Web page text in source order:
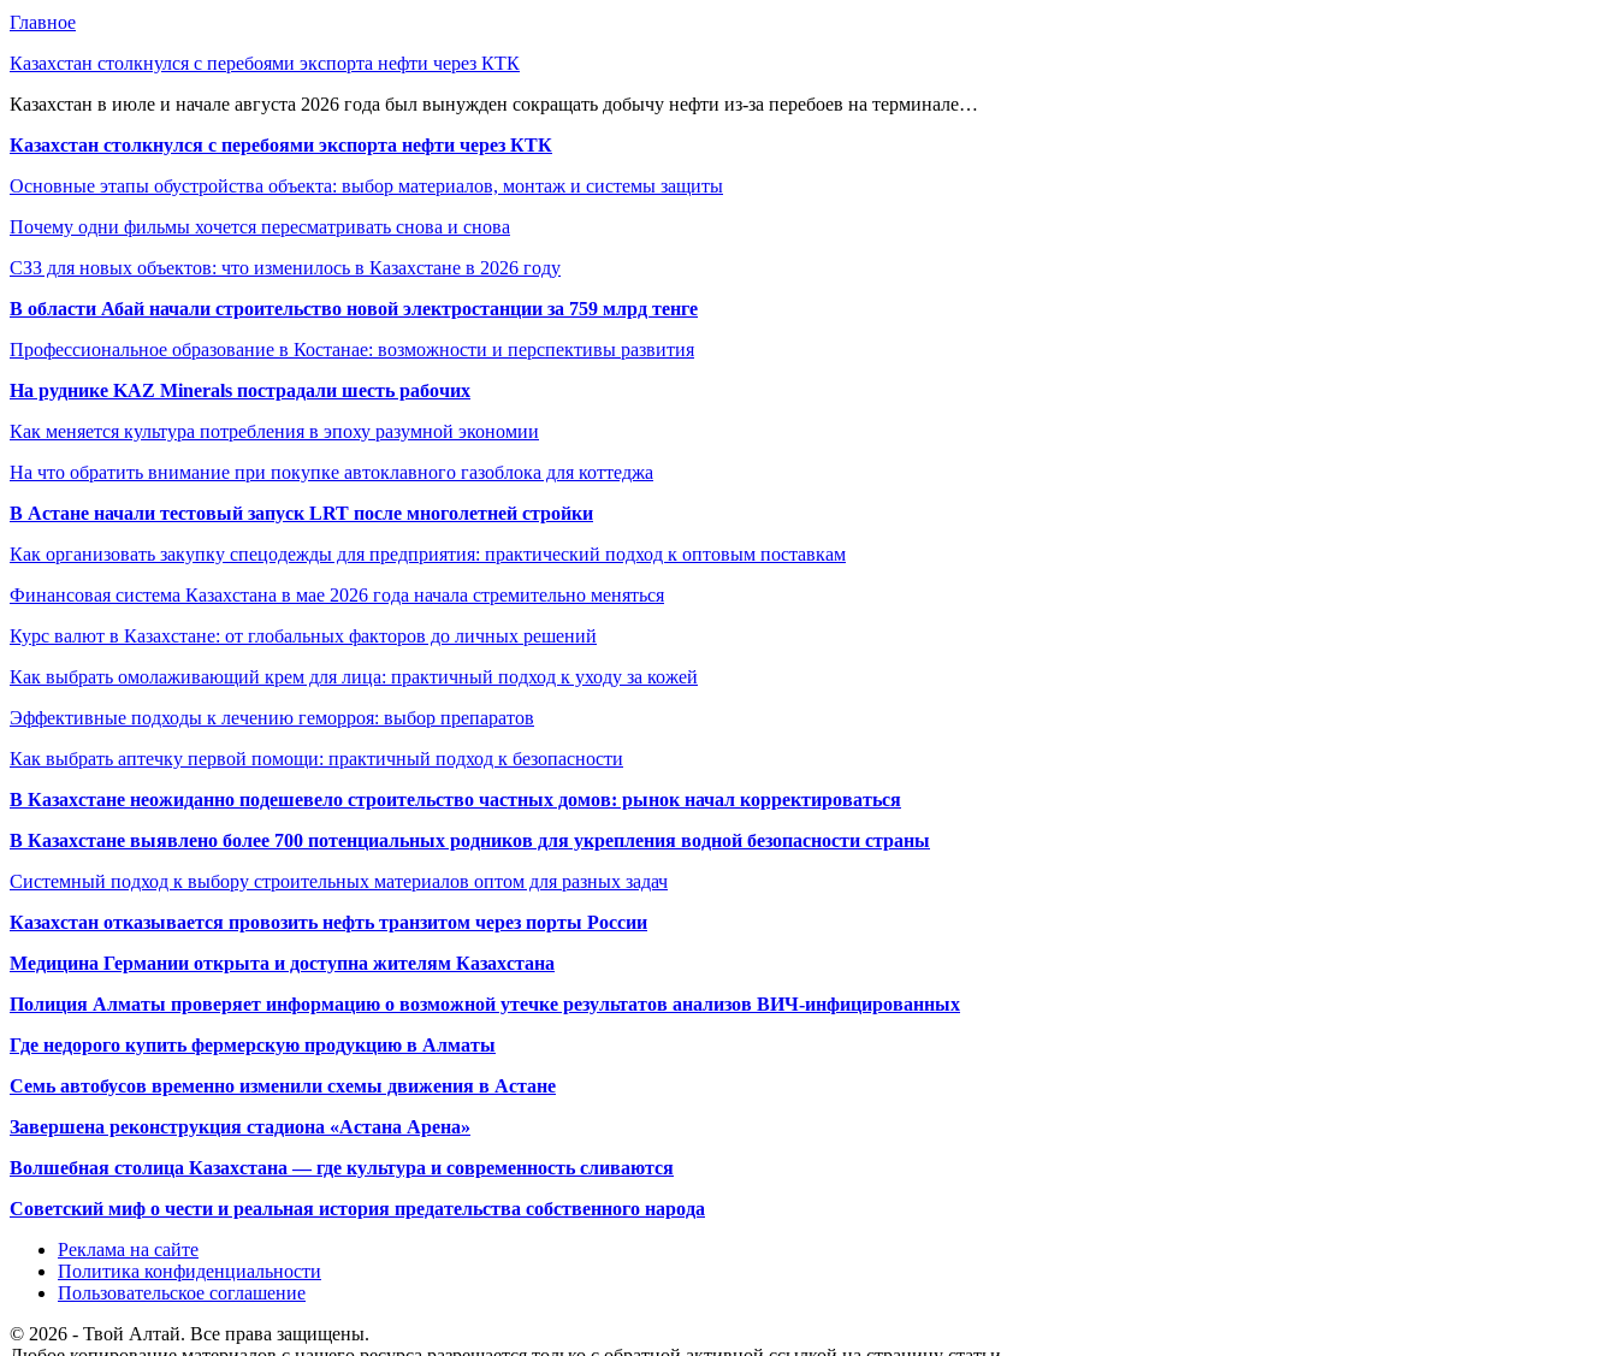
Главное
Казахстан столкнулся с перебоями экспорта нефти через КТК
Казахстан в июле и начале августа 2026 года был вынужден сокращать добычу нефти из-за перебоев на терминале…
Казахстан столкнулся с перебоями экспорта нефти через КТК
Основные этапы обустройства объекта: выбор материалов, монтаж и системы защиты
Почему одни фильмы хочется пересматривать снова и снова
СЗЗ для новых объектов: что изменилось в Казахстане в 2026 году
В области Абай начали строительство новой электростанции за 759 млрд тенге
Профессиональное образование в Костанае: возможности и перспективы развития
На руднике KAZ Minerals пострадали шесть рабочих
Как меняется культура потребления в эпоху разумной экономии
На что обратить внимание при покупке автоклавного газоблока для коттеджа
В Астане начали тестовый запуск LRT после многолетней стройки
Как организовать закупку спецодежды для предприятия: практический подход к оптовым поставкам
Финансовая система Казахстана в мае 2026 года начала стремительно меняться
Курс валют в Казахстане: от глобальных факторов до личных решений
Как выбрать омолаживающий крем для лица: практичный подход к уходу за кожей
Эффективные подходы к лечению геморроя: выбор препаратов
Как выбрать аптечку первой помощи: практичный подход к безопасности
В Казахстане неожиданно подешевело строительство частных домов: рынок начал корректироваться
В Казахстане выявлено более 700 потенциальных родников для укрепления водной безопасности страны
Системный подход к выбору строительных материалов оптом для разных задач
Казахстан отказывается провозить нефть транзитом через порты России
Медицина Германии открыта и доступна жителям Казахстана
Полиция Алматы проверяет информацию о возможной утечке результатов анализов ВИЧ-инфицированных
Где недорого купить фермерскую продукцию в Алматы
Семь автобусов временно изменили схемы движения в Астане
Завершена реконструкция стадиона «Астана Арена»
Волшебная столица Казахстана — где культура и современность сливаются
Советский миф о чести и реальная история предательства собственного народа
Реклама на сайте
Политика конфиденциальности
Пользовательское соглашение
© 2026 - Твой Алтай. Все права защищены.